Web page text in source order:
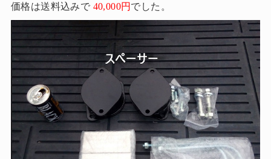
価格は送料込みで 40,000円 でした。